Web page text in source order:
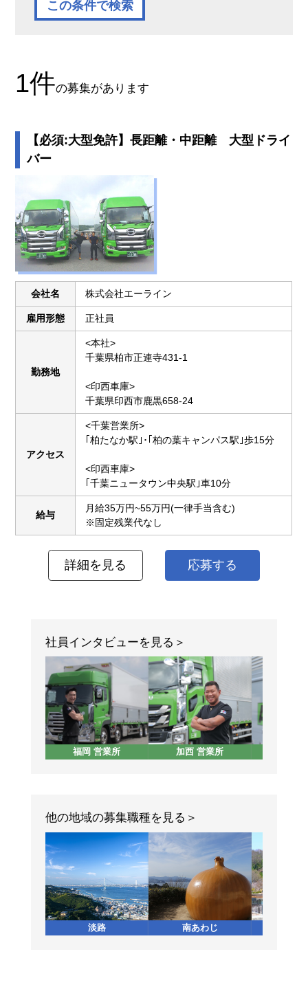
1件の募集があります
【必須:大型免許】長距離・中距離 大型ドライ
バー
会社名 株式会社エーライン
雇用形態 正社員
勤務地
<本社>
千葉県柏市正連寺431-1
<印西車庫>
千葉県印西市鹿黒658-24
アクセス
<千葉営業所>
｢柏たなか駅｣･｢柏の葉キャンパス駅｣歩15分
<印西車庫>
｢千葉ニュータウン中央駅｣車10分
給与
月給35万円~55万円(一律手当含む)
※固定残業代なし
詳細を見る 応募する
社員インタビューを見る
福岡 営業所 加西 営業所
他の地域の募集職種を見る
淡路 南あわじ